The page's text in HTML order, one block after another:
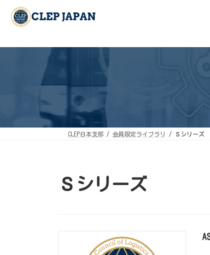
へ
ョ
CLEP日本支部 会員限定ライブラリ Ｓシリーズ
Ｓシリーズ